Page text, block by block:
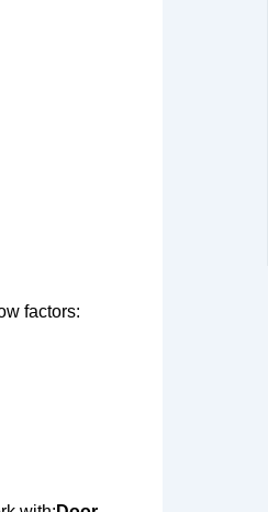
factors: